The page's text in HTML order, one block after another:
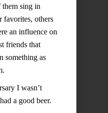
them sing in
favorites, others
an influence on
friends that
something as
I wasn’t
a good beer.